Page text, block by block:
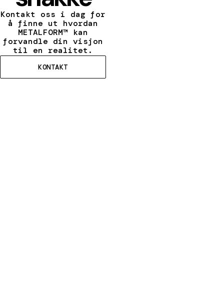
Kontakt oss i dag for
å finne ut hvordan
METALFORM™ kan
forvandle din visjon
til en realitet.
KONTAKT